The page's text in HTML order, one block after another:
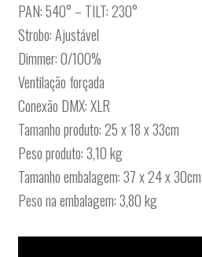
PAN: 540° – TILT: 230°
Strobo: Ajustável
Dimmer: 0/100%
Ventilação forçada
Conexão DMX: XLR
Tamanho produto: 25 x 18 x 33cm
Peso produto: 3,10 kg
Tamanho embalagem: 37 x 24 x 30cm
Peso na embalagem: 3,80 kg